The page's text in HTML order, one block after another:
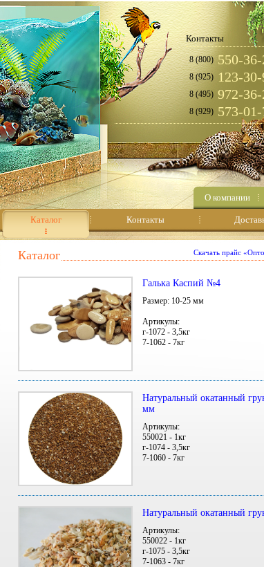
Контакты
8 (800) 550-
8 (925) 123-
8 (495) 972-36-
8 (929) 573-
О компании
Каталог Контакты
Каталог Скачать прайс
Галька Каспий №4
Размер: 10-25 мм
Артикулы:
г-1072 - 3,5кг
7-1062 - 7кг
Натуральный окатанный
мм
Артикулы:
550021 - 1кг
г-1074 - 3,5кг
7-1060 - 7кг
Натуральный окатанный
Артикулы:
550022 - 1кг
г-1075 - 3,5кг
7-1063 - 7кг